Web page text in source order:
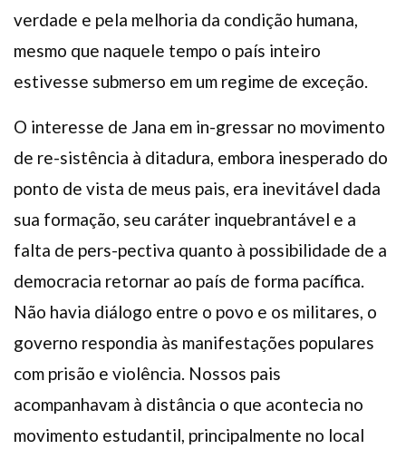
verdade e pela melhoria da condição humana,
mesmo que naquele tempo o país inteiro
estivesse submerso em um regime de exceção.
O interesse de Jana em in-gressar no movimento
de re-sistência à ditadura, embora inesperado do
ponto de vista de meus pais, era inevitável dada
sua formação, seu caráter inquebrantável e a
falta de pers-pectiva quanto à possibilidade de a
democracia retornar ao país de forma pacífica.
Não havia diálogo entre o povo e os militares, o
governo respondia às manifestações populares
com prisão e violência. Nossos pais
acompanhavam à distância o que acontecia no
movimento estudantil, principalmente no local